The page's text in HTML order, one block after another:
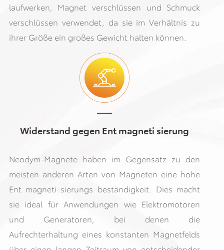
laufwerken, Magnet verschlüssen und Schmuck
verschlüssen verwendet, da sie im Verhältnis zu
ihrer Größe ein großes Gewicht halten können.
Widerstand gegen Ent magneti sierung
Neodym-Magnete haben im Gegensatz zu den
meisten anderen Arten von Magneten eine hohe
Ent magneti sierungs beständigkeit. Dies macht
sie ideal für Anwendungen wie Elektromotoren
und Generatoren, bei denen die
Aufrechterhaltung eines konstanten Magnetfelds